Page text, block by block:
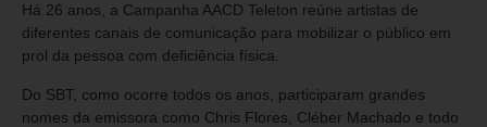
Há 26 anos, a Campanha AACD Teleton reúne artistas de
diferentes canais de comunicação para mobilizar o público em
prol da pessoa com deficiência física.
Do SBT, como ocorre todos os anos, participaram grandes
nomes da emissora como Chris Flores, Cléber Machado e todo